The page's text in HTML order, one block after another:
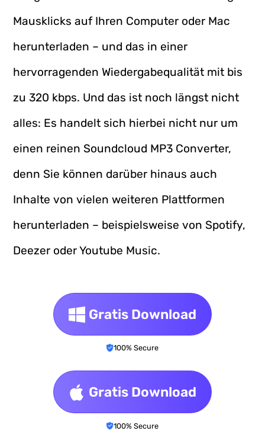
Mausklicks auf Ihren Computer oder Mac
herunterladen – und das in einer
hervorragenden Wiedergabequalität mit bis
zu 320 kbps. Und das ist noch längst nicht
alles: Es handelt sich hierbei nicht nur um
einen reinen Soundcloud MP3 Converter,
denn Sie können darüber hinaus auch
Inhalte von vielen weiteren Plattformen
herunterladen – beispielsweise von Spotify,
Deezer oder Youtube Music.
Gratis Download
100% Secure
Gratis Download
100% Secure